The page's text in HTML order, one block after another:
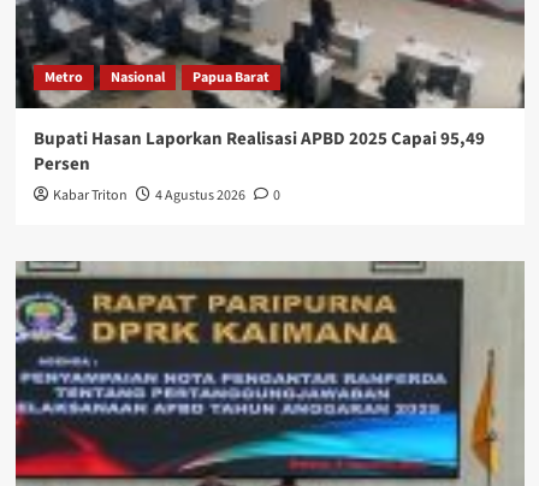
Metro Nasional Papua Barat
Bupati Hasan Laporkan Realisasi APBD 2025 Capai 95,49
Persen
Kabar Triton 4 Agustus 2026 0